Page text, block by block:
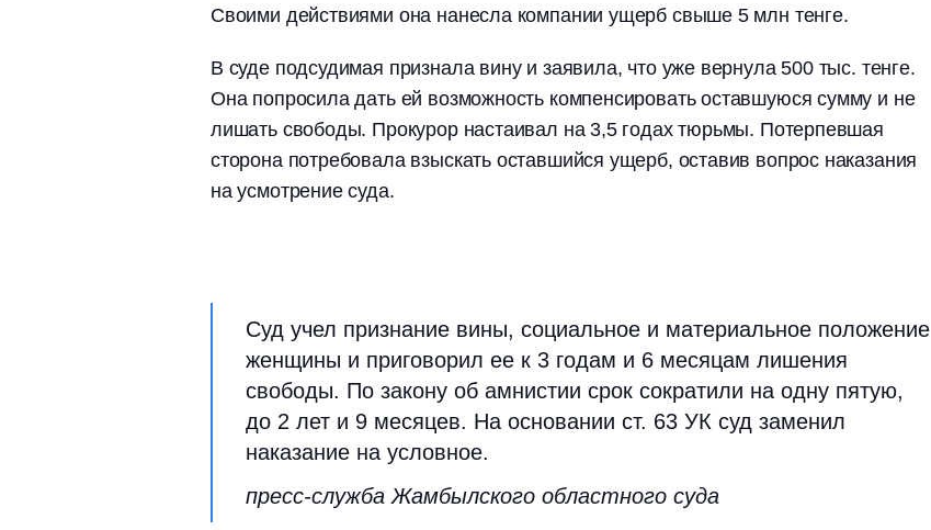
Своими действиями она нанесла компании ущерб свыше 5 млн тенге.
В суде подсудимая признала вину и заявила, что уже вернула 500 тыс. тенге.
Она попросила дать ей возможность компенсировать оставшуюся сумму и не
лишать свободы. Прокурор настаивал на 3,5 годах тюрьмы. Потерпевшая
сторона потребовала взыскать оставшийся ущерб, оставив вопрос наказания
на усмотрение суда.
Суд учел признание вины, социальное и материальное положение
женщины и приговорил ее к 3 годам и 6 месяцам лишения
свободы. По закону об амнистии срок сократили на одну пятую,
до 2 лет и 9 месяцев. На основании ст. 63 УК суд заменил
наказание на условное.
пресс-служба Жамбылского областного суда